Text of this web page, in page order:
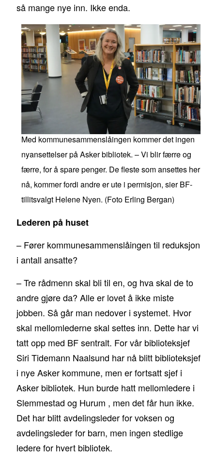
så mange nye inn. Ikke enda.
Med kommunesammenslåingen kommer det ingen
nyansettelser på Asker bibliotek. – Vi blir færre og
færre, for å spare penger. De fleste som ansettes her
nå, kommer fordi andre er ute i permisjon, sier BF-
tillitsvalgt Helene Nyen. (Foto Erling Bergan)
Lederen på huset
– Fører kommunesammenslåingen til reduksjon
i antall ansatte?
– Tre rådmenn skal bli til en, og hva skal de to
andre gjøre da? Alle er lovet å ikke miste
jobben. Så går man nedover i systemet. Hvor
skal mellomlederne skal settes inn. Dette har vi
tatt opp med BF sentralt. For vår biblioteksjef
Siri Tidemann Naalsund har nå blitt biblioteksjef
i nye Asker kommune, men er fortsatt sjef i
Asker bibliotek. Hun burde hatt mellomledere i
Slemmestad og Hurum , men det får hun ikke.
Det har blitt avdelingsleder for voksen og
avdelingsleder for barn, men ingen stedlige
ledere for hvert bibliotek.